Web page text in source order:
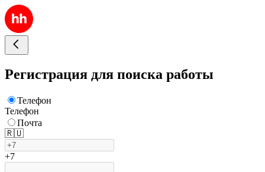
Регистрация для поиска работы
Телефон
Телефон
Почта
🇷🇺
+7